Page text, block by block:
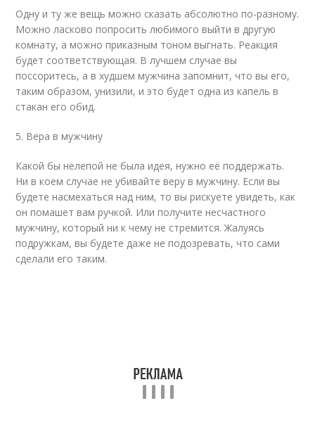
Одну и ту же вещь можно сказать абсолютно по-разному.
Можно ласково попросить любимого выйти в другую
комнату, а можно приказным тоном выгнать. Реакция
будет соответствующая. В лучшем случае вы
поссоритесь, а в худшем мужчина запомнит, что вы его,
таким образом, унизили, и это будет одна из капель в
стакан его обид.
5. Вера в мужчину
Какой бы нелепой не была идея, нужно её поддержать.
Ни в коем случае не убивайте веру в мужчину. Если вы
будете насмехаться над ним, то вы рискуете увидеть, как
он помашет вам ручкой. Или получите несчастного
мужчину, который ни к чему не стремится. Жалуясь
подружкам, вы будете даже не подозревать, что сами
сделали его таким.